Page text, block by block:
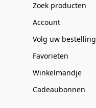
Zoek producten
Account
Volg uw bestelling
Favorieten
Winkelmandje
Cadeaubonnen